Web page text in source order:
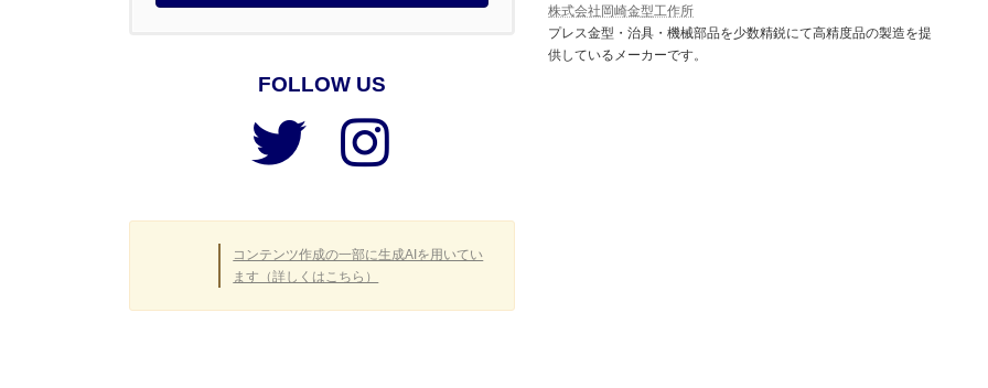
FOLLOW US
リ
コンテンツ作成の一部に生成AIを用いてい
ます（詳しくはこちら）
株式会社岡崎金型工作所
プレス金型・治具・機械部品を少数精鋭にて高精度品の製造を提
供しているメーカーです。